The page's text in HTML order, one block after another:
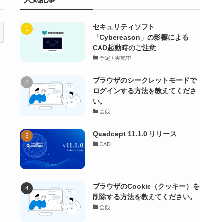
セキュリティソフト
「Cybereason」の影響による
CAD起動時のご注意
予定 / 実施中
ブラウザのシークレットモードで
ログインする方法を教えてくださ
い。
全般
Quadcept 11.1.0 リリース
CAD
ブラウザのCookie（クッキー）を
削除する方法を教えてください。
全般